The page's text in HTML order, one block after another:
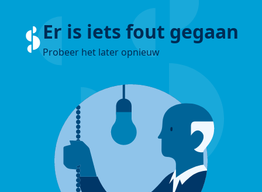
Er is iets fout gegaan
Probeer het later opnieuw